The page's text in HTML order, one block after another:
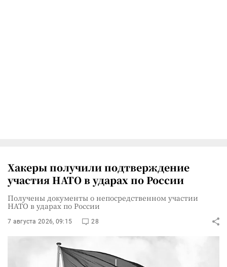
Хакеры получили подтверждение
участия НАТО в ударах по России
Получены документы о непосредственном участии
НАТО в ударах по России
7 августа 2026, 09:15 28